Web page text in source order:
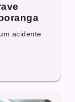
acidente